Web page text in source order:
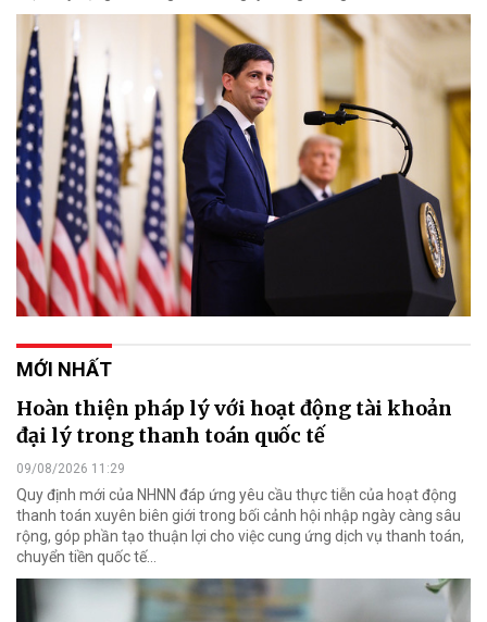
MỚI NHẤT
Hoàn thiện pháp lý với hoạt động tài khoản
đại lý trong thanh toán quốc tế
09/08/2026 11:29
Quy định mới của NHNN đáp ứng yêu cầu thực tiễn của hoạt động
thanh toán xuyên biên giới trong bối cảnh hội nhập ngày càng sâu
rộng, góp phần tạo thuận lợi cho việc cung ứng dịch vụ thanh toán,
chuyển tiền quốc tế...